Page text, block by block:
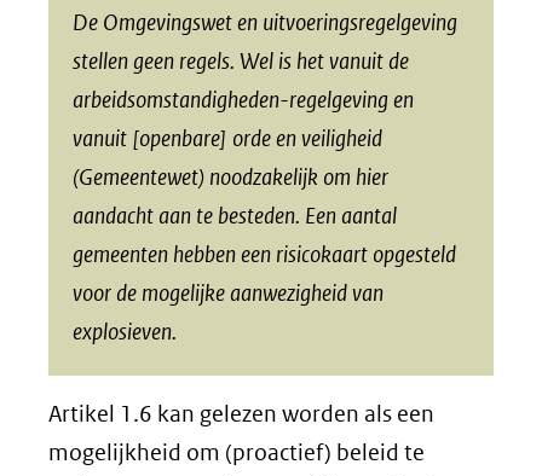
De Omgevingswet en uitvoeringsregelgeving
stellen geen regels. Wel is het vanuit de
arbeidsomstandigheden-regelgeving en
vanuit [openbare] orde en veiligheid
(Gemeentewet) noodzakelijk om hier
aandacht aan te besteden. Een aantal
gemeenten hebben een risicokaart opgesteld
voor de mogelijke aanwezigheid van
explosieven.
Artikel 1.6 kan gelezen worden als een
mogelijkheid om (proactief) beleid te